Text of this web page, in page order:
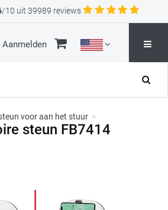
/10 uit 39989 reviews
Aanmelden
voor aan het stuur >
steun FB7414